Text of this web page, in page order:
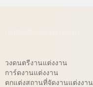
วงดนตรีงานแต่งงาน
การ์ดงานแต่งงาน
ตกแต่งสถานที่จัดงานแต่งงาน